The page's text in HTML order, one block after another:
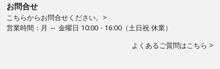
お問合せ
こちらからお問合せください。>
営業時間：月 ～ 金曜日 10:00 - 16:00（土日祝 休業）
よくあるご質問はこちら >